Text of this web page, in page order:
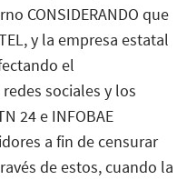
CONSIDERANDO que
y la empresa estatal
el
sociales y los
24 e INFOBAE
a fin de censurar
de estos, cuando la